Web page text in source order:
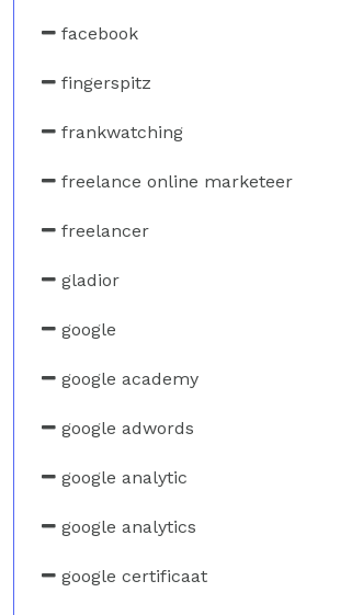
facebook
fingerspitz
frankwatching
freelance online marketeer
freelancer
gladior
google
google academy
google adwords
google analytic
google analytics
google certificaat